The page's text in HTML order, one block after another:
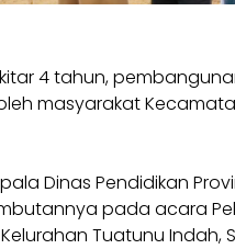
4 tahun,
masyarakat
Dinas Pendidikan
pada acara
Tuatunu Indah,